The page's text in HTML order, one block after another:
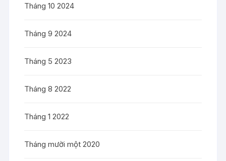
Tháng 10 2024
Tháng 9 2024
Tháng 5 2023
Tháng 8 2022
Tháng 1 2022
Tháng mười một 2020